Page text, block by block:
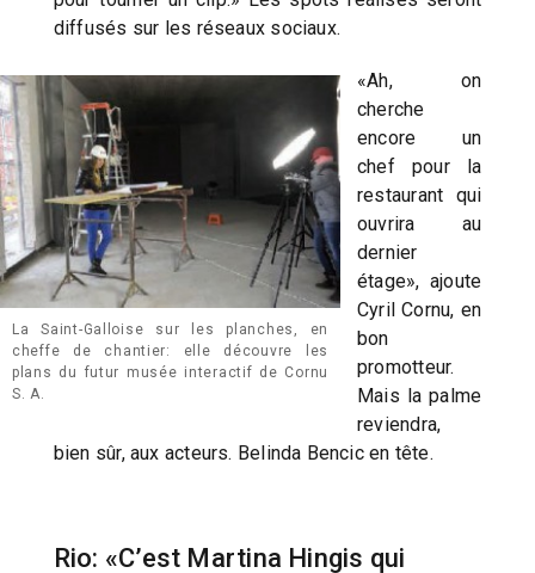
diffusés sur les réseaux sociaux.
La Saint-Galloise sur les planches, en
cheffe de chantier: elle découvre les
plans du futur musée interactif de Cornu
S. A.
«Ah, on
cherche
encore un
chef pour la
restaurant qui
ouvrira au
dernier
étage», ajoute
Cyril Cornu, en
bon
promotteur.
Mais la palme
reviendra,
bien sûr, aux acteurs. Belinda Bencic en tête.
Rio: «C’est Martina Hingis qui